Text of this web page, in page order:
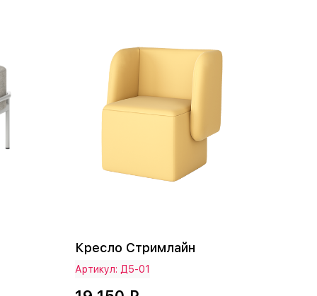
Кресло Стримлайн
Артикул: Д5-01